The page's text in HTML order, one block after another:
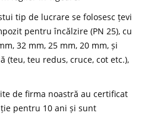
tip de lucrare se folosesc țevi
pentru încălzire (PN 25), cu
32 mm, 25 mm, 20 mm, și
teu redus, cruce, cot etc.),
de firma noastră au certificat
pentru 10 ani și sunt